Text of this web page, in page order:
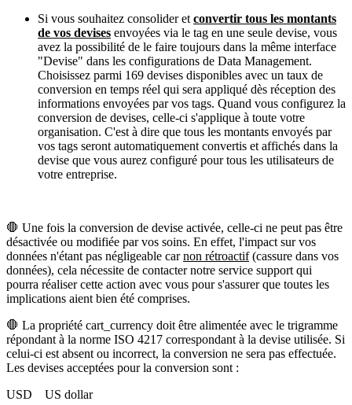
Si vous souhaitez consolider et convertir tous les montants
de vos devises envoyées via le tag en une seule devise, vous
avez la possibilité de le faire toujours dans la même interface
"Devise" dans les configurations de Data Management.
Choisissez parmi 169 devises disponibles avec un taux de
conversion en temps réel qui sera appliqué dès réception des
informations envoyées par vos tags. Quand vous configurez la
conversion de devises, celle-ci s'applique à toute votre
organisation. C'est à dire que tous les montants envoyés par
vos tags seront automatiquement convertis et affichés dans la
devise que vous aurez configuré pour tous les utilisateurs de
votre entreprise.
🛑 Une fois la conversion de devise activée, celle-ci ne peut pas être
désactivée ou modifiée par vos soins. En effet, l'impact sur vos
données n'étant pas négligeable carnon rétroactif(cassure dans vos
données), cela nécessite de contacter notre service support qui
pourra réaliser cette action avec vous pour s'assurer que toutes les
implications aient bien été comprises.
🛑 La propriété cart_currency doit être alimentée avec le trigramme
répondant à la norme ISO 4217 correspondant à la devise utilisée. Si
celui-ci est absent ou incorrect, la conversion ne sera pas effectuée.
Les devises acceptées pour la conversion sont :
USD US dollar